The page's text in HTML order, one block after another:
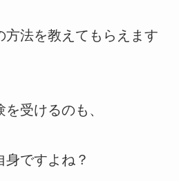
方法を教えてもらえます
受けるのも、
身ですよね？